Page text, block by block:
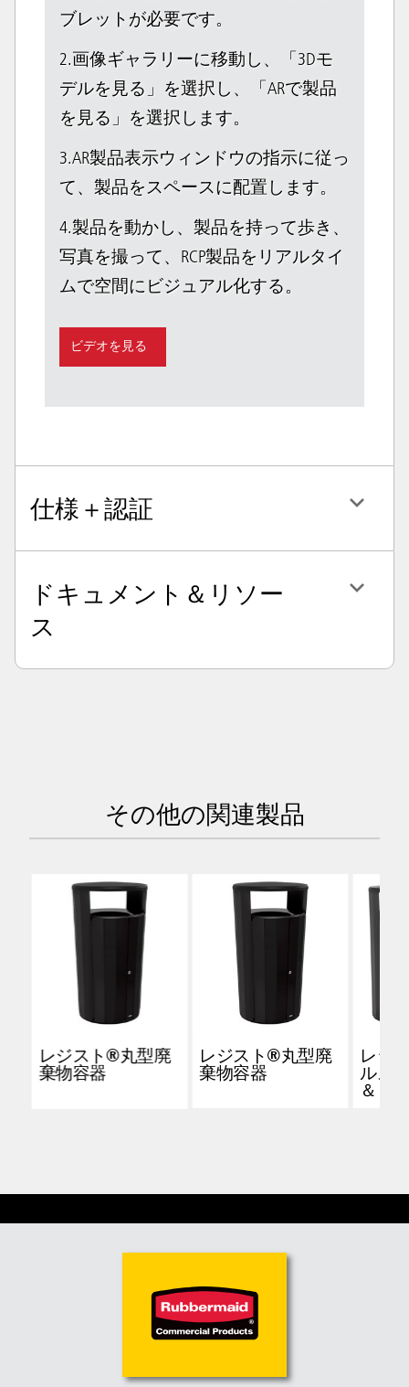
ブレットが必要です。
2.画像ギャラリーに移動し、「3Dモ
デルを見る」を選択し、「ARで製品
を見る」を選択します。
3.AR製品表示ウィンドウの指示に従っ
て、製品をスペースに配置します。
4.製品を動かし、製品を持って歩き、
写真を撮って、RCP製品をリアルタイ
ムで空間にビジュアル化する。
ビデオを見る
仕様＋認証
ドキュメント＆リソー
ス
その他の関連製品
レジスト®丸型廃
棄物容器
レジスト®丸型廃
棄物容器
レジ
ルス
＆リ